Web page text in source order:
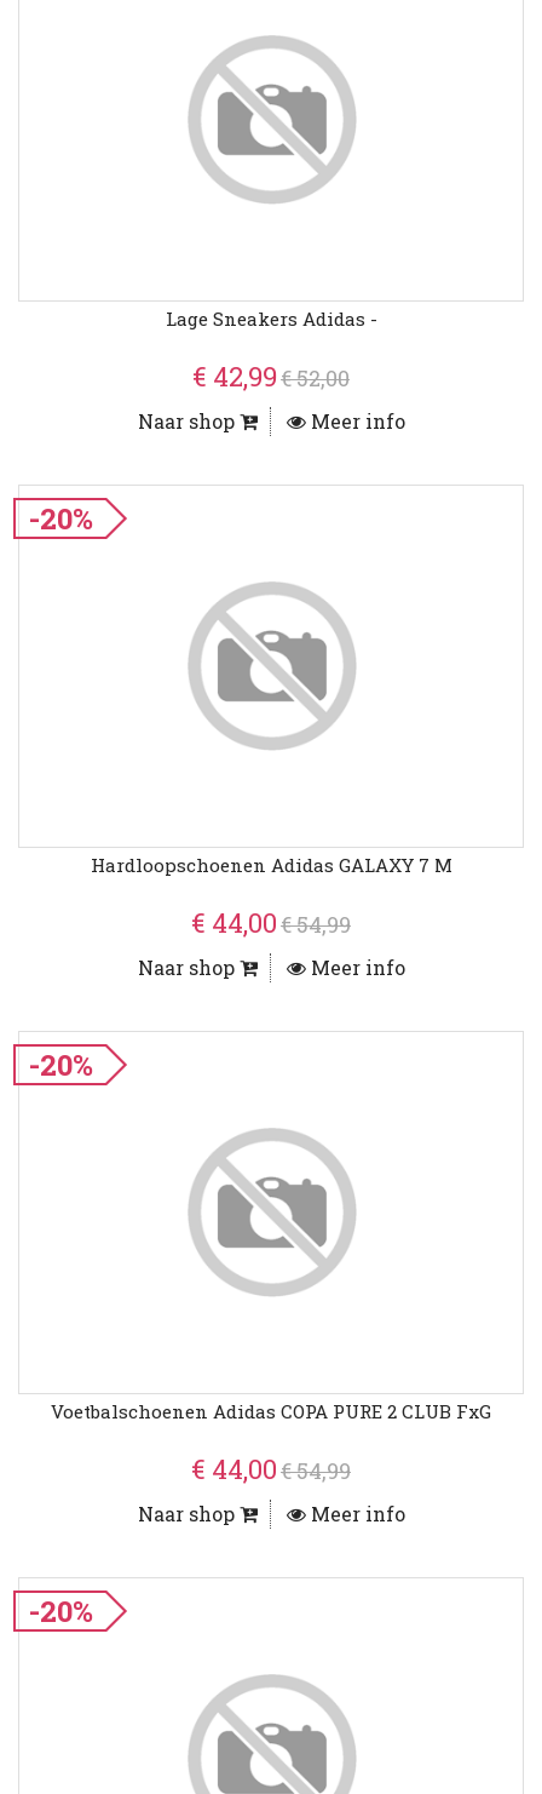
Lage Sneakers Adidas -
€ 42,99€ 52,00
Naar shop Meer info
-20%
Hardloopschoenen Adidas GALAXY 7 M
€ 44,00€ 54,99
Naar shop Meer info
-20%
Voetbalschoenen Adidas COPA PURE 2 CLUB FxG
€ 44,00€ 54,99
Naar shop Meer info
-20%